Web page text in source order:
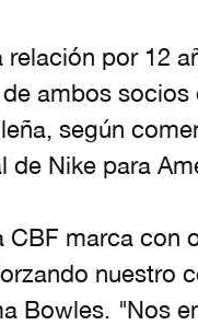
relación por 12
ambos socios
según
Nike para
CBF marca con
nuestro
Bowles. "Nos